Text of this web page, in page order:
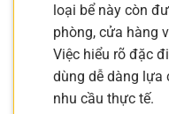
loại bể này còn
phòng, cửa hàng
Việc hiểu rõ đặc
dùng dễ dàng lựa
nhu cầu thực tế.